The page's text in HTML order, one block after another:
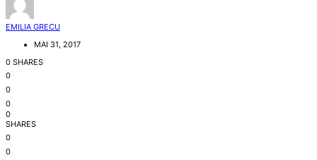
EMILIA GRECU
MAI 31, 2017
0 SHARES
0
0
0
0
SHARES
0
0